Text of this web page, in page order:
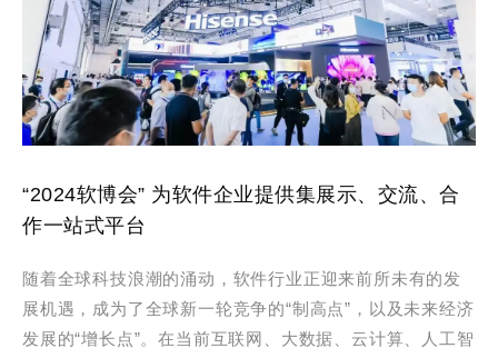
“2024软博会” 为软件企业提供集展示、交流、合
作一站式平台
随着全球科技浪潮的涌动，软件行业正迎来前所未有的发
展机遇，成为了全球新一轮竞争的“制高点”，以及未来经济
发展的“增长点”。在当前互联网、大数据、云计算、人工智